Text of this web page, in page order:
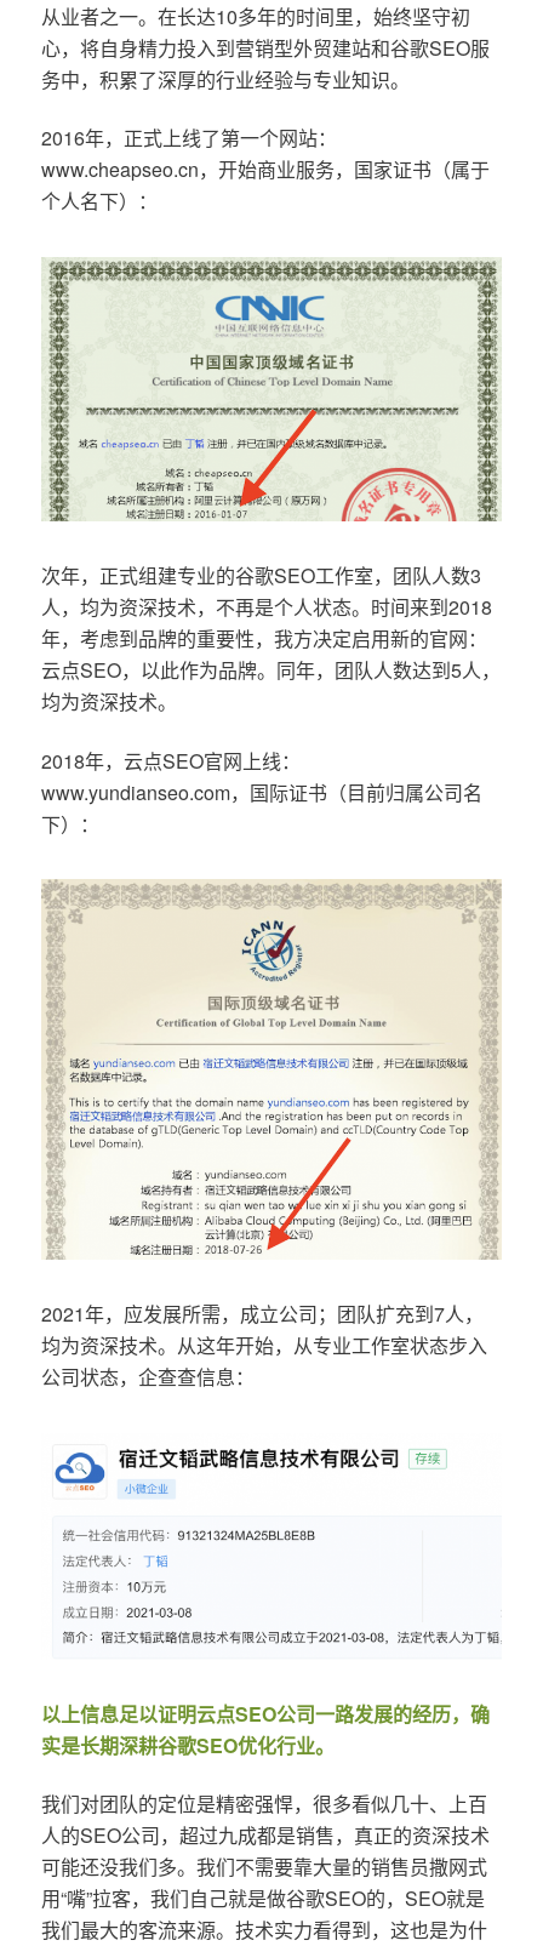
从业者之一。在长达10多年的时间里，始终坚守初
心，将自身精力投入到营销型外贸建站和谷歌SEO服
务中，积累了深厚的行业经验与专业知识。
2016年，正式上线了第一个网站：
www.cheapseo.cn，开始商业服务，国家证书（属于
个人名下）：
次年，正式组建专业的谷歌SEO工作室，团队人数3
人，均为资深技术，不再是个人状态。时间来到2018
年，考虑到品牌的重要性，我方决定启用新的官网：
云点SEO，以此作为品牌。同年，团队人数达到5人，
均为资深技术。
2018年，云点SEO官网上线：
www.yundianseo.com，国际证书（目前归属公司名
下）：
2021年，应发展所需，成立公司；团队扩充到7人，
均为资深技术。从这年开始，从专业工作室状态步入
公司状态，企查查信息：
以上信息足以证明云点SEO公司一路发展的经历，确
实是长期深耕谷歌SEO优化行业。
我们对团队的定位是精密强悍，很多看似几十、上百
人的SEO公司，超过九成都是销售，真正的资深技术
可能还没我们多。我们不需要靠大量的销售员撒网式
用“嘴”拉客，我们自己就是做谷歌SEO的，SEO就是
我们最大的客流来源。技术实力看得到，这也是为什